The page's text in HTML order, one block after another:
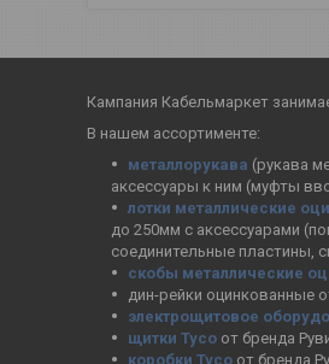
Кампания Кабельмаркет
В нашем ассортименте:
металлорукава (рукава
аксессуары к ним (муфты
лотки металлические
до 250мм с аксессуарами
соединительные пластины,
скобы металлические
дин-рейки оцинкованные
электрощитовое
щитки Тусо от бренда
коробки Тусо от бренда